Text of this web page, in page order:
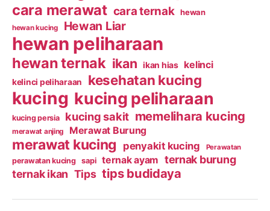
cara merawat cara ternak hewan
hewan kucing Hewan Liar
hewan peliharaan
hewan ternak ikan ikan hias kelinci
kelinci peliharaan kesehatan kucing
kucing kucing peliharaan
kucing persia kucing sakit memelihara kucing
merawat anjing Merawat Burung
merawat kucing penyakit kucing Perawatan
perawatan kucing sapi ternak ayam ternak burung
ternak ikan Tips tips budidaya